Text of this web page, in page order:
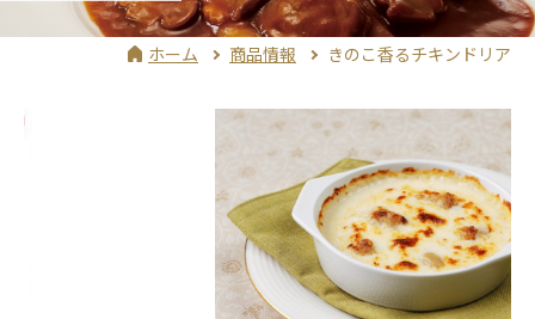
ホーム 商品情報 きのこ香るチキンドリア